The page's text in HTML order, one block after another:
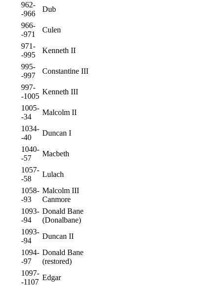
962-
-966
Dub
966-
-971
Culen
971-
-995
Kenneth II
995-
-997
Constantine III
997-
-1005
Kenneth III
1005-
-34
Malcolm II
1034-
-40
Duncan I
1040-
-57
Macbeth
1057-
-58
Lulach
1058-
-93
Malcolm III
Canmore
1093-
-94
Donald Bane
(Donalbane)
1093-
-94
Duncan II
1094-
-97
Donald Bane
(restored)
1097-
-1107
Edgar